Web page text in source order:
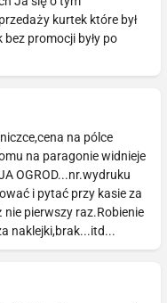
kurtek które był
bez promocji były po
na pólce
na paragonie widnieje
OGROD...nr.wydruku
i pytać przy kasie za
pierwszy raz.Robienie
naklejki,brak...itd...